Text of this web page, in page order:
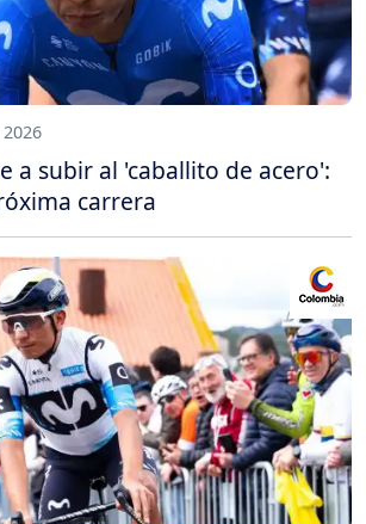
a subir al 'caballito de acero':
carrera